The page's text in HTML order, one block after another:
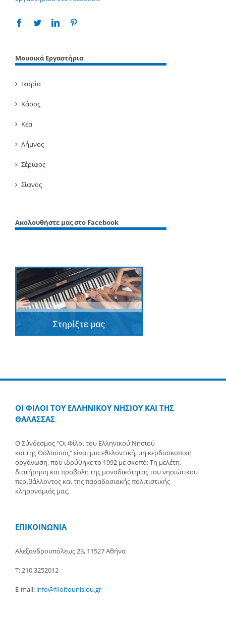
Facebook
TwitterLinkedin
Μουσικά Εργαστήρια
Ικαρία
Κάσος
Κέα
Λήμνος
Σέριφος
Σίφνος
Ακολουθήστε μας στο Facebook
ΟΙ ΦΙΛΟΙ ΤΟΥ ΕΛΛΗΝΙΚΟΥ ΝΗΣΙΟΥ ΚΑΙ ΤΗΣ
ΘΑΛΑΣΣΑΣ
Ο Σύνδεσμος "Οι Φίλοι του Ελληνικού Νησιού
και της Θάλασσας" είναι μια εθελοντική, μη κερδοσκοπική
οργάνωση, που ιδρύθηκε το 1992 με σκοπό: Τη μελέτη,
διατήρηση και προβολή της μοναδικότητας του νησιώτικου
περιβάλλοντος και της παραδοσιακής πολιτιστικής
κληρονομιάς μας.
ΕΠΙΚΟΙΝΩΝΙΑ
Αλεξανδρουπόλεως 23, 11527 Αθήνα
Τ: 210 3252012
E-mail: info@filoitounisiou.gr